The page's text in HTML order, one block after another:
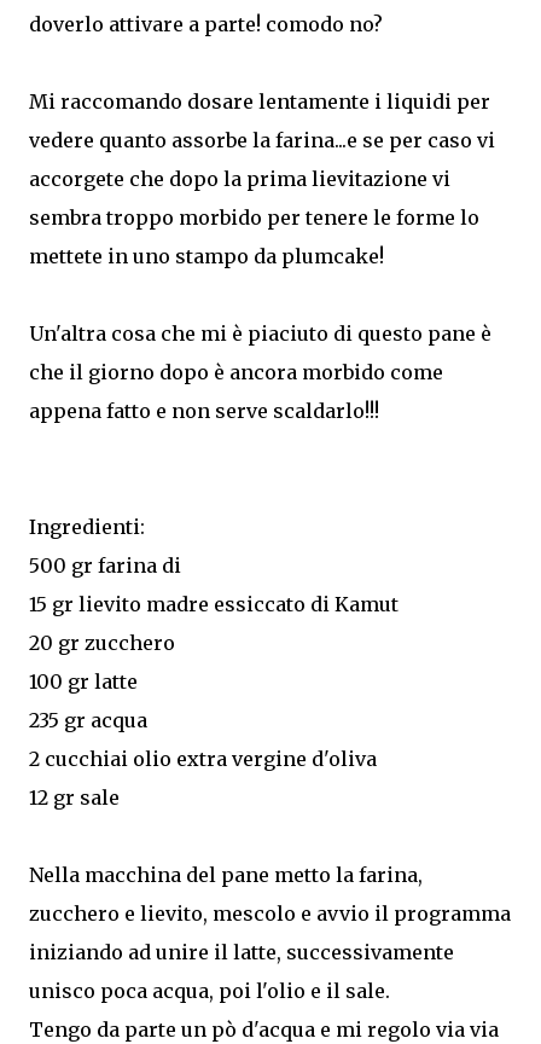
doverlo attivare a parte! comodo no?
Mi raccomando dosare lentamente i liquidi per
vedere quanto assorbe la farina...e se per caso vi
accorgete che dopo la prima lievitazione vi
sembra troppo morbido per tenere le forme lo
mettete in uno stampo da plumcake!
Un'altra cosa che mi è piaciuto di questo pane è
che il giorno dopo è ancora morbido come
appena fatto e non serve scaldarlo!!!
Ingredienti:
500 gr farina di
15 gr lievito madre essiccato di Kamut
20 gr zucchero
100 gr latte
235 gr acqua
2 cucchiai olio extra vergine d'oliva
12 gr sale
Nella macchina del pane metto la farina,
zucchero e lievito, mescolo e avvio il programma
iniziando ad unire il latte, successivamente
unisco poca acqua, poi l'olio e il sale.
Tengo da parte un pò d'acqua e mi regolo via via